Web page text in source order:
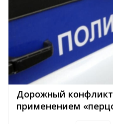
Дорожный
применением